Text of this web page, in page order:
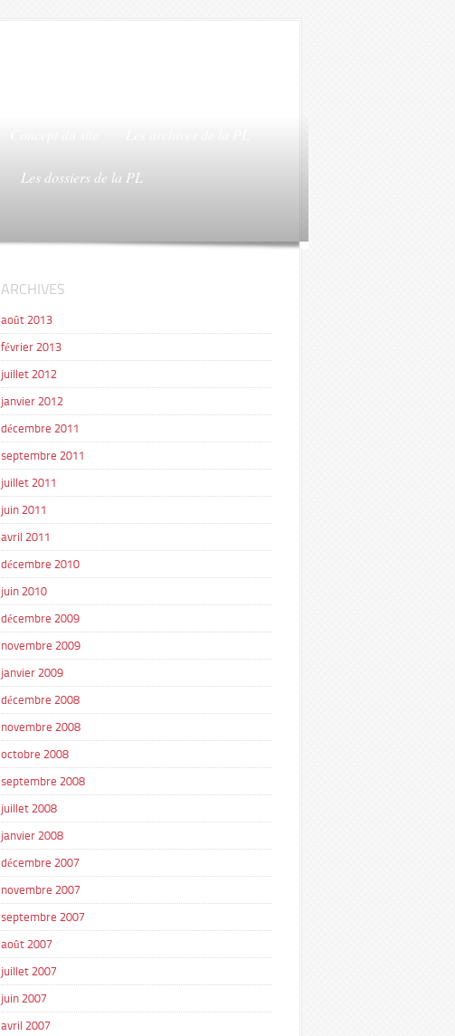
Les dossiers de la PL
ARCHIVES
août 2013
février 2013
juillet 2012
janvier 2012
décembre 2011
septembre 2011
juillet 2011
juin 2011
avril 2011
décembre 2010
juin 2010
décembre 2009
novembre 2009
janvier 2009
décembre 2008
novembre 2008
octobre 2008
septembre 2008
juillet 2008
janvier 2008
décembre 2007
novembre 2007
septembre 2007
août 2007
juillet 2007
juin 2007
avril 2007